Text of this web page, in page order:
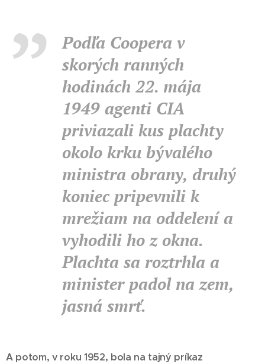
Podľa Coopera v
skorých ranných
hodinách 22. mája
1949 agenti CIA
priviazali kus plachty
okolo krku bývalého
ministra obrany, druhý
koniec pripevnili k
mrežiam na oddelení a
vyhodili ho z okna.
Plachta sa roztrhla a
minister padol na zem,
jasná smrť.
A potom, v roku 1952, bola na tajný príkaz